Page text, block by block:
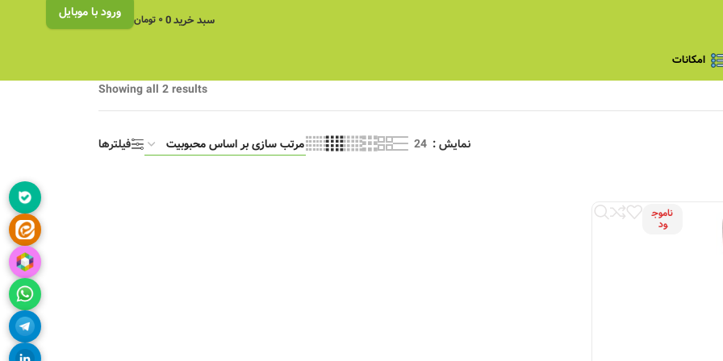
سبد خرید0۰ تومان ورود با موبایل
امکانات
Showing all 2 results
نمایش 24 فیلترها
ناموج
ود